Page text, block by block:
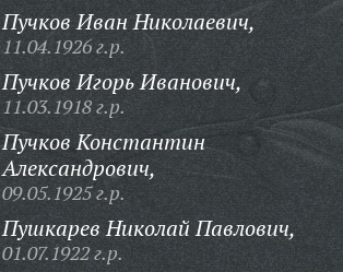
Пучков Иван Николаевич,
11.04.1926 г.р.
Пучков Игорь Иванович,
11.03.1918 г.р.
Пучков Константин
Александрович,
09.05.1925 г.р.
Пушкарев Николай Павлович,
01.07.1922 г.р.